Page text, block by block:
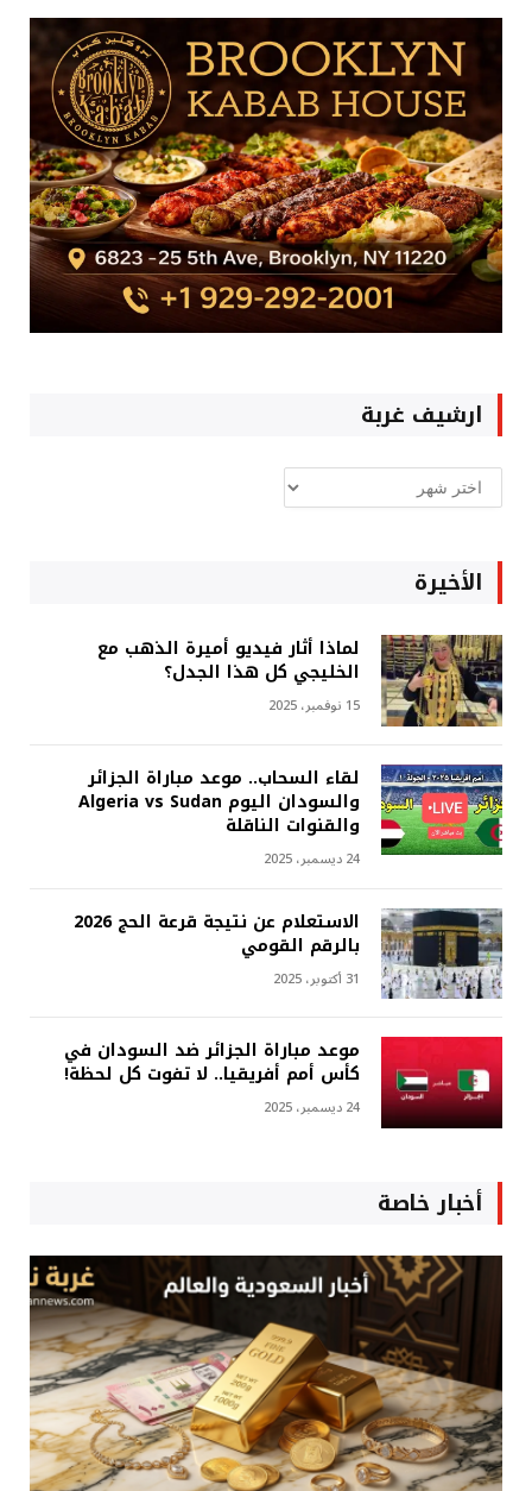
ارشيف غربة
ارشيف
غربة
الأخيرة
لماذا أثار فيديو أميرة الذهب مع
الخليجي كل هذا الجدل؟
15 نوفمبر، 2025
لقاء السحاب.. موعد مباراة الجزائر
والسودان اليوم Algeria vs Sudan
والقنوات الناقلة
24 ديسمبر، 2025
الاستعلام عن نتيجة قرعة الحج 2026
بالرقم القومي
31 أكتوبر، 2025
موعد مباراة الجزائر ضد السودان في
كأس أمم أفريقيا.. لا تفوت كل لحظة!
24 ديسمبر، 2025
أخبار خاصة